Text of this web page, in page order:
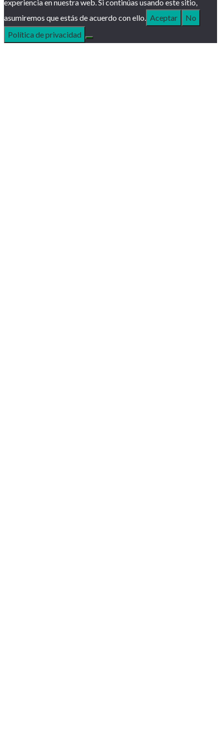
experiencia en nuestra web. Si continúas usando este sitio,
asumiremos que estás de acuerdo con ello. Aceptar
No
Política de privacidad